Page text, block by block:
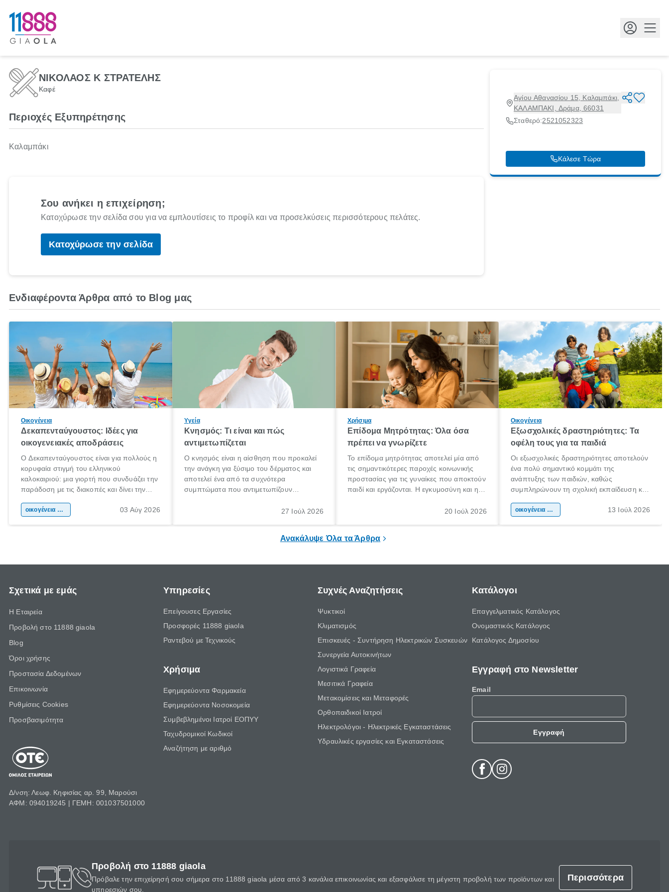
ΝΙΚΟΛΑΟΣ Κ ΣΤΡΑΤΕΛΗΣ
Καφέ
Αγίου Αθανασίου 15, Καλαμπάκι,
ΚΑΛΑΜΠΑΚΙ, Δράμα, 66031
Σταθερό:2521052323
Κάλεσε Τώρα
Περιοχές Εξυπηρέτησης
Καλαμπάκι
Σου ανήκει η επιχείρηση;
Κατοχύρωσε την σελίδα σου για να εμπλουτίσεις το προφίλ και να προσελκύσεις περισσότερους πελάτες.
Κατοχύρωσε την σελίδα
Ενδιαφέροντα Άρθρα από το Blog μας
Οικογένεια
Δεκαπενταύγουστος: Ιδέες για
οικογενειακές αποδράσεις
Ο Δεκαπενταύγουστος είναι για πολλούς η
κορυφαία στιγμή του ελληνικού
καλοκαιριού: μια γιορτή που συνδυάζει την
παράδοση με τις διακοπές και δίνει την
χώρας. Είτε πρόκειται για λίγες μέρες
οικογένεια & παιδί 03 Αύγ 2026
Υγεία
Κνησμός: Τι είναι και πώς
αντιμετωπίζεται
Ο κνησμός είναι η αίσθηση που προκαλεί
την ανάγκη για ξύσιμο του δέρματος και
αποτελεί ένα από τα συχνότερα
συμπτώματα που αντιμετωπίζουν
πληροφορίες για το «κνησμός τι είναι»,
27 Ιούλ 2026
Χρήσιμα
Επίδομα Μητρότητας: Όλα όσα
πρέπει να γνωρίζετε
Το επίδομα μητρότητας αποτελεί μία από
τις σημαντικότερες παροχές κοινωνικής
προστασίας για τις γυναίκες που αποκτούν
παιδί και εργάζονται. Η εγκυμοσύνη και η
σημαντική περίοδος στη ζωή κάθε20 Ιούλ 2026
Οικογένεια
Εξωσχολικές δραστηριότητες: Τα
οφέλη τους για τα παιδιά
Οι εξωσχολικές δραστηριότητες αποτελούν
ένα πολύ σημαντικό κομμάτι της
ανάπτυξης των παιδιών, καθώς
συμπληρώνουν τη σχολική εκπαίδευση και
της προσωπικότητας, της κοινωνικότητας
οικογένεια & παιδί 13 Ιούλ 2026
Ανακάλυψε Όλα τα Άρθρα
Σχετικά με εμάς
Η Εταιρεία
Προβολή στο 11888 giaola
Blog
Όροι χρήσης
Προστασία Δεδομένων
Επικοινωνία
Ρυθμίσεις Cookies
Προσβασιμότητα
Δ/νση: Λεωφ. Κηφισίας αρ. 99, Μαρούσι
ΑΦΜ: 094019245 | ΓΕΜΗ: 001037501000
Υπηρεσίες
Επείγουσες Εργασίες
Προσφορές 11888 giaola
Ραντεβού με Τεχνικούς
Χρήσιμα
Εφημερεύοντα Φαρμακεία
Εφημερεύοντα Νοσοκομεία
Συμβεβλημένοι Ιατροί ΕΟΠΥΥ
Ταχυδρομικοί Κωδικοί
Αναζήτηση με αριθμό
Συχνές Αναζητήσεις
Ψυκτικοί
Κλιματισμός
Επισκευές - Συντήρηση Ηλεκτρικών Συσκευών
Συνεργεία Αυτοκινήτων
Λογιστικά Γραφεία
Μεσιτικά Γραφεία
Μετακομίσεις και Μεταφορές
Ορθοπαιδικοί Ιατροί
Ηλεκτρολόγοι - Ηλεκτρικές Εγκαταστάσεις
Υδραυλικές εργασίες και Εγκαταστάσεις
Κατάλογοι
Επαγγελματικός Κατάλογος
Ονομαστικός Κατάλογος
Κατάλογος Δημοσίου
Εγγραφή στο Newsletter
Email
Εγγραφή
Προβολή στο 11888 giaola
Πρόβαλε την επιχείρησή σου σήμερα στο 11888 giaola μέσα από 3 κανάλια επικοινωνίας και εξασφάλισε τη μέγιστη προβολή των προϊόντων και
υπηρεσιών σου.
Περισσότερα